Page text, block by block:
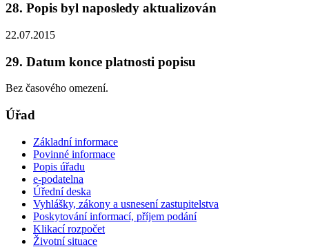
28. Popis byl naposledy aktualizován
22.07.2015
29. Datum konce platnosti popisu
Bez časového omezení.
Úřad
Základní informace
Povinné informace
Popis úřadu
e-podatelna
Úřední deska
Vyhlášky, zákony a usnesení zastupitelstva
Poskytování informací, příjem podání
Klikací rozpočet
Životní situace